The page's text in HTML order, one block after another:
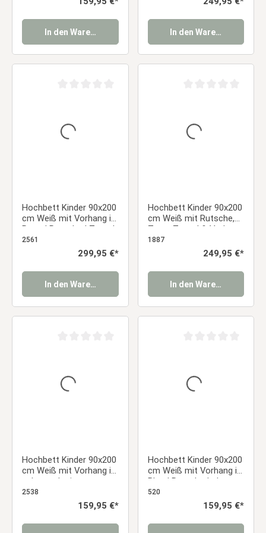
In den Warenkorb In den Warenkorb
Hochbett Kinder 90x200
cm Weiß mit Vorhang in
Rosa | Rutsche | Turm |
| Tunnel |mit Lattenrost
2561
Regulärer Preis:
299,95 €*
In den Warenkorb
Hochbett Kinder 90x200
cm Weiß mit Rutsche,
Turm, Tunnel & Vorhang
Sterne Grau
1887
Regulärer Preis:
249,95 €*
In den Warenkorb
Hochbett Kinder 90x200
cm Weiß mit Vorhang in
schwarz | mit
Lattenrost
2538
Regulärer Preis:
159,95 €*
Hochbett Kinder 90x200
cm Weiß mit Vorhang in
Blau | Rutsche | ohne
Lattenrost | Jungen
520
Regulärer Preis:
159,95 €*